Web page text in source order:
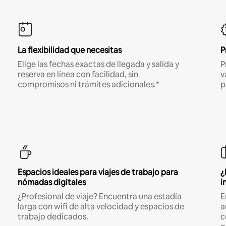
La flexibilidad que necesitas
Elige las fechas exactas de llegada y salida y
reserva en línea con facilidad, sin
compromisos ni trámites adicionales.*
Espacios ideales para viajes de trabajo para
nómadas digitales
¿Profesional de viaje? Encuentra una estadía
larga con wifi de alta velocidad y espacios de
trabajo dedicados.